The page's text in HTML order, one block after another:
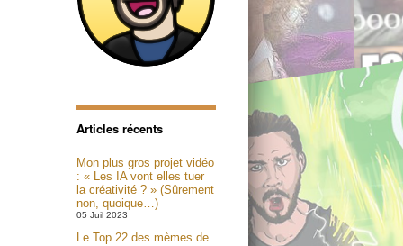
Articles récents
Mon plus gros projet vidéo
: « Les IA vont elles tuer
la créativité ? » (Sûrement
non, quoique…)
05 Juil 2023
Le Top 22 des mèmes de